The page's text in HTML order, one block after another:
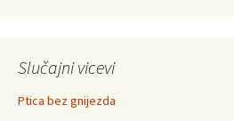
Slučajni vicevi
Ptica bez gnijezda